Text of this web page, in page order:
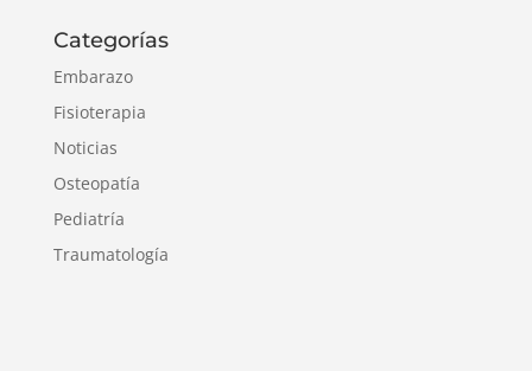
Categorías
Embarazo
Fisioterapia
Noticias
Osteopatía
Pediatría
Traumatología